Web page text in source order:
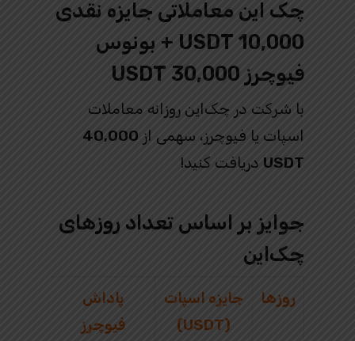
چک‌ این معاملاتی جایزه نقدی
10,000 USDT + بونوس
فیوچرز 30,000 USDT
با شرکت در چک‌این روزانه معاملات
اسپات یا فیوچرز، سهمی از 40,000
USDT دریافت کنید!
جوایز بر اساس تعداد روزهای
چک‌این
روزها
جایزه اسپات
(USDT)
پاداش
فیوچرز